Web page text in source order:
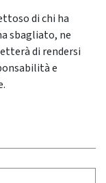
di chi ha
sbagliato, ne
di rendersi
e